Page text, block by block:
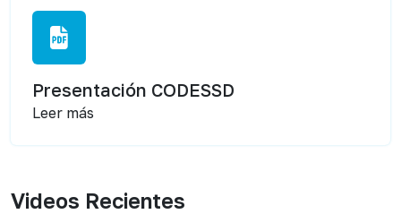
Presentación CODESSD
Leer más
Videos Recientes